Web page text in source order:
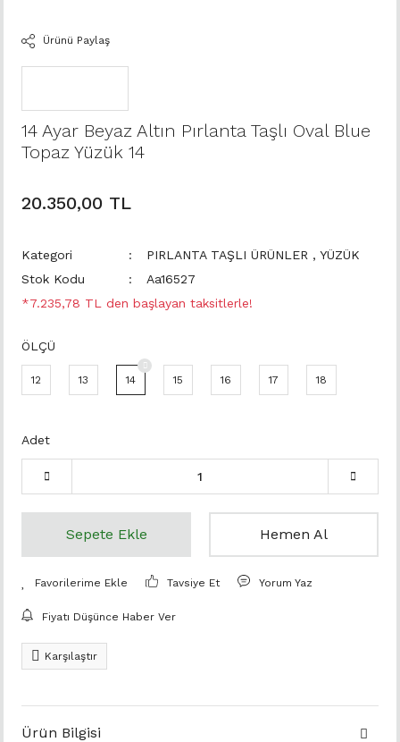
Ürünü Paylaş
14 Ayar Beyaz Altın Pırlanta Taşlı Oval Blue
Topaz Yüzük 14
20.350,00 TL
Kategori PIRLANTA TAŞLI ÜRÜNLER , YÜZÜK
Stok Kodu
Aa16527
*7.235,78 TL den başlayan taksitlerle!
ÖLÇÜ
12 13 14 15 16 17 18
Adet
Sepete Ekle Hemen Al
Tavsiye Et Yorum Yaz
Fiyatı Düşünce Haber Ver
Karşılaştır
Ürün Bilgisi